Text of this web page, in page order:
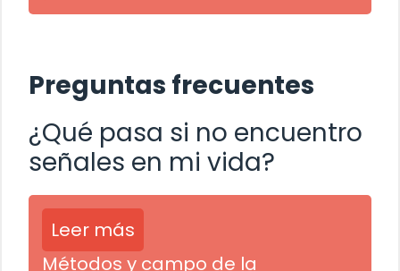
Preguntas frecuentes
¿Qué pasa si no encuentro
señales en mi vida?
Leer más
Métodos y campo de la